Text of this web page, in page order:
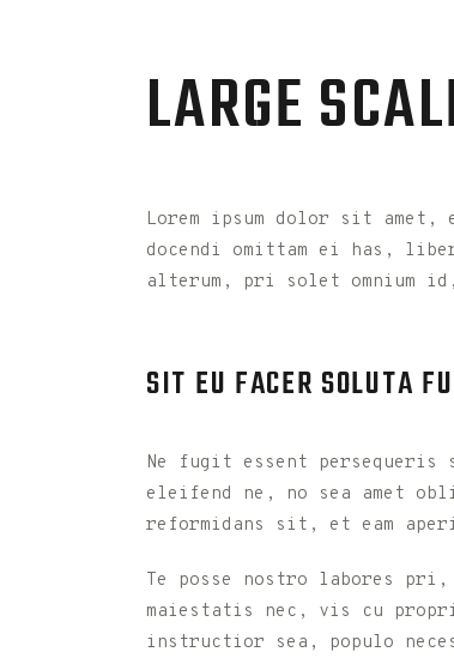
LARGE
Lorem ipsum dolor sit amet,
docendi omittam ei has,
alterum, pri solet omnium id,
SIT EU FACER SOLUTA
Ne fugit essent persequeris
eleifend ne, no sea amet
reformidans sit, et eam
Te posse nostro labores
maiestatis nec, vis cu
instructior sea, populo